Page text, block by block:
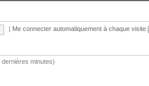
Me connecter automatiquement à chaque visite
minutes)